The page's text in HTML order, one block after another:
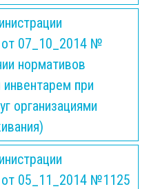
07_10_2014 №
нормативов
при
организациями
05_11_2014 №1125